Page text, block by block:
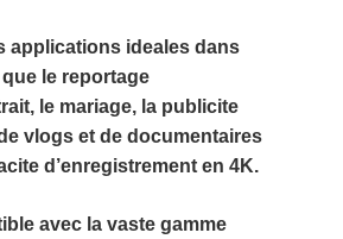
applications ideales dans
le reportage
le mariage, la publicite
vlogs et de documentaires
d’enregistrement en 4K.
avec la vaste gamme